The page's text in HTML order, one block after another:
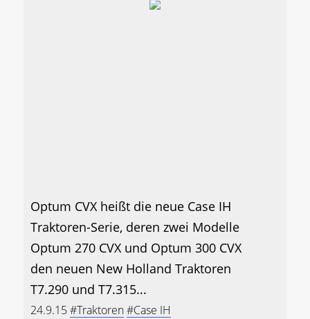
Optum CVX heißt die neue Case IH
Traktoren-Serie, deren zwei Modelle
Optum 270 CVX und Optum 300 CVX
den neuen New Holland Traktoren
T7.290 und T7.315...
24.9.15#Traktoren#Case IH